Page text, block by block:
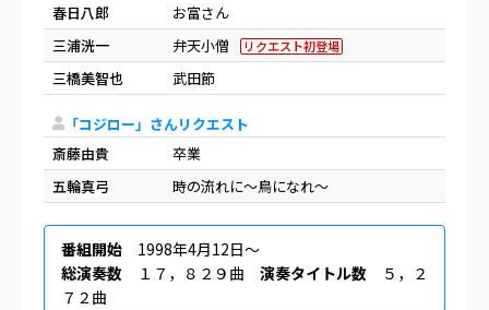
春日八郎
お富さん
三浦洸一
弁天小僧 リクエスト初登場
三橋美智也 武田節
「コジロー」さんリクエスト
斎藤由貴
卒業
五輪真弓
時の流れに～鳥になれ～
番組開始 1998年4月12日〜
総演奏数 １７，８２９曲 演奏タイトル数 ５，２
７２曲